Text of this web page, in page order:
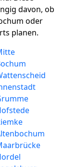
davon, ob
oder
planen.